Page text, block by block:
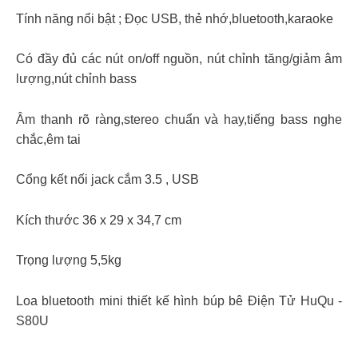
Tính năng nổi bật ; Đọc USB, thẻ nhớ,bluetooth,karaoke
Có đầy đủ các nút on/off nguồn, nút chỉnh tăng/giảm âm
lượng,nút chỉnh bass
Âm thanh rõ ràng,stereo chuẩn và hay,tiếng bass nghe
chắc,êm tai
Cổng kết nối jack cắm 3.5 , USB
Kích thước 36 x 29 x 34,7 cm
Trọng lượng 5,5kg
Loa bluetooth mini thiết kế hình búp bê Điện Tử HuQu -
S80U